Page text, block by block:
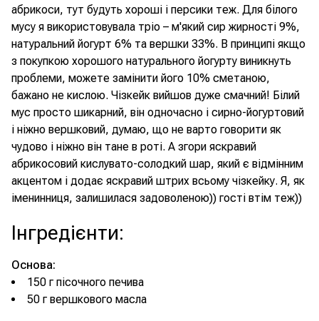
абрикоси, тут будуть хороші і персики теж. Для білого
мусу я використовувала тріо – м'який сир жирності 9%,
натуральний йогурт 6% та вершки 33%. В принципі якщо
з покупкою хорошого натурального йогурту виникнуть
проблеми, можете замінити його 10% сметаною,
бажано не кислою. Чізкейк вийшов дуже смачний! Білий
мус просто шикарний, він одночасно і сирно-йогуртовий
і ніжно вершковий, думаю, що не варто говорити як
чудово і ніжно він тане в роті. А згори яскравий
абрикосовий кислувато-солодкий шар, який є відмінним
акцентом і додає яскравий штрих всьому чізкейку. Я, як
іменинниця, залишилася задоволеною)) гості втім теж))
Інгредієнти:
Основа:
150 г пісочного печива
50 г вершкового масла